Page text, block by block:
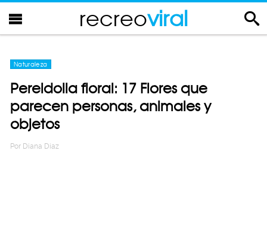
recreoviral
Naturaleza
Pereidolia floral: 17 Flores que
parecen personas, animales y
objetos
Por Diana Diaz